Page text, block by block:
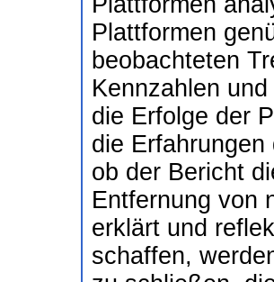
Plattformen
beobachteten
Kennzahlen
die Erfolge der
die
ob der Bericht
Entfernung von
erklärt und
schaffen,